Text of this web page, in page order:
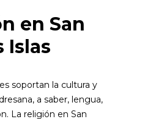
en San
Islas
soportan la cultura y
a saber, lengua,
La religión en San